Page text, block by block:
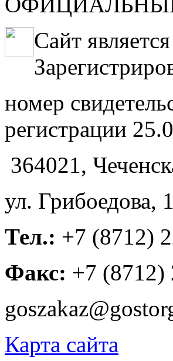
Сайт
номер
регистрации
364021,
ул. Грибоедова,
Тел.: +7 (8712)
Факс: +7 (8712)
Карта сайта